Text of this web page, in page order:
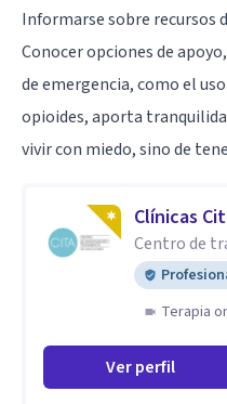
Informarse sobre recursos
Conocer opciones de
de emergencia, como el
opioides, aporta
vivir con miedo, sino de
Clínicas
Centro de
Terapia
Ver perfil